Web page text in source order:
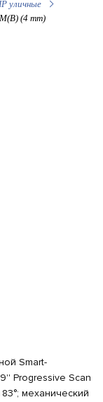
уличные
(4 mm)
Smart-
Progressive Scan
механический